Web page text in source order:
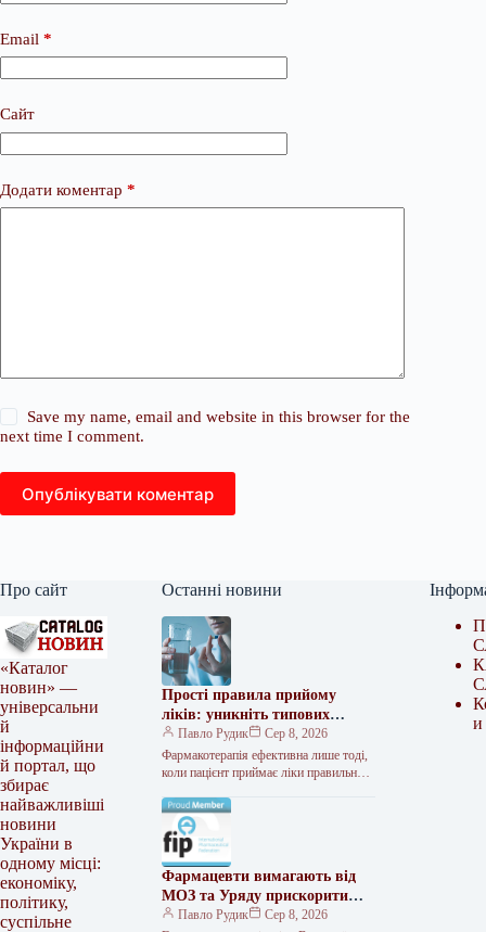
Email *
Сайт
Додати коментар *
Save my name, email and website in this browser for the
next time I comment.
Опублікувати коментар
Про сайт
«Каталог
новин» —
універсальни
й
інформаційни
й портал, що
збирає
найважливіші
новини
України в
одному місці:
економіку,
політику,
суспільне
Останні новини
Прості правила прийому
ліків: уникніть типових
помилок
Павло Рудик
Сер 8, 2026
Фармакотерапія ефективна лише тоді,
коли пацієнт приймає ліки правильно:
умов, які не…
Фармацевти вимагають від
МОЗ та Уряду прискорити
затвердження стандарту
Павло Рудик
Сер 8, 2026
и